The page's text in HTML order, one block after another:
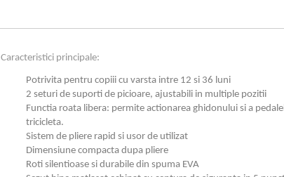
Caracteristici principale:
Potrivita pentru copiii cu varsta intre 12 si 36 luni
2 seturi de suporti de picioare, ajustabili in multiple pozitii
Functia roata libera: permite actionarea ghidonului si a
tricicleta.
Sistem de pliere rapid si usor de utilizat
Dimensiune compacta dupa pliere
Roti silentioase si durabile din spuma EVA